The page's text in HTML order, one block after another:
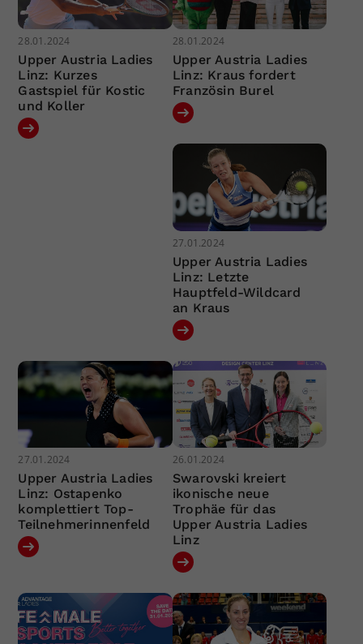
28.01.2024
Upper Austria Ladies
Linz: Kurzes
Gastspiel für Kostic
und Koller
28.01.2024
Upper Austria Ladies
Linz: Kraus fordert
Französin Burel
27.01.2024
Upper Austria Ladies
Linz: Letzte
Hauptfeld-Wildcard
an Kraus
27.01.2024
Upper Austria Ladies
Linz: Ostapenko
komplettiert Top-
Teilnehmerinnenfeld
26.01.2024
Swarovski kreiert
ikonische neue
Trophäe für das
Upper Austria Ladies
Linz